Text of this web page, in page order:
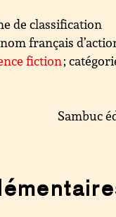
de classification
français
fiction;
Sambuc